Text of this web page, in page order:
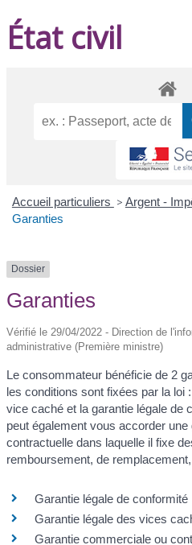
État civil
Accueil particuliers > Argent -
Garanties
Dossier
Garanties
Vérifié le 29/04/2022 - Direction de
administrative (Première ministre)
Le consommateur bénéficie de 2
les conditions sont fixées par la loi
vice caché et la garantie légale de
peut également vous accorder
contractuelle dans laquelle il fixe
remboursement, de
Garantie légale de conformité
Garantie légale des vices
Garantie commerciale ou